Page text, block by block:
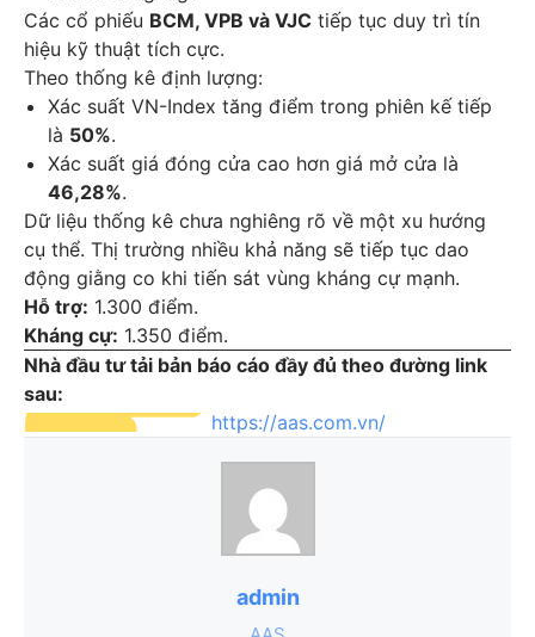
Các cổ phiếu BCM, VPB và VJC tiếp tục duy trì tín
hiệu kỹ thuật tích cực.
Theo thống kê định lượng:
Xác suất VN-Index tăng điểm trong phiên kế tiếp
là 50%.
Xác suất giá đóng cửa cao hơn giá mở cửa là
46,28%.
Dữ liệu thống kê chưa nghiêng rõ về một xu hướng
cụ thể. Thị trường nhiều khả năng sẽ tiếp tục dao
động giằng co khi tiến sát vùng kháng cự mạnh.
Hỗ trợ: 1.300 điểm.
Kháng cự: 1.350 điểm.
Nhà đầu tư tải bản báo cáo đầy đủ theo đường link
sau:
https://aas.com.vn/
admin